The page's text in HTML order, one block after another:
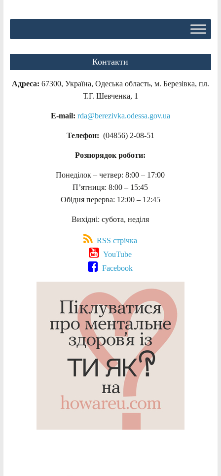
Контакти
Адреса: 67300, Україна, Одеська область, м. Березівка, пл.
Т.Г. Шевченка, 1
E-mail: rda@berezivka.odessa.gov.ua
Телефон: (04856) 2-08-51
Розпорядок роботи:
Понеділок – четвер: 8:00 – 17:00
П’ятниця: 8:00 – 15:45
Обідня перерва: 12:00 – 12:45
Вихідні: субота, неділя
RSS стрічка
YouTube
Facebook